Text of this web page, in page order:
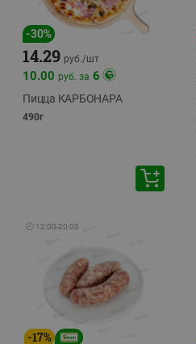
-30%
14.29 руб./шт
10.00 руб. за 6
Пицца КАРБОНАРА
490г
🕘 12:00-20:00
-17%